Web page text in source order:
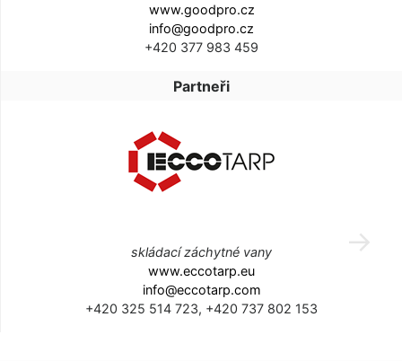
www.goodpro.cz
info@goodpro.cz
+420 377 983 459
Partneři
skládací záchytné vany
www.eccotarp.eu
info@eccotarp.com
+420 325 514 723, +420 737 802 153